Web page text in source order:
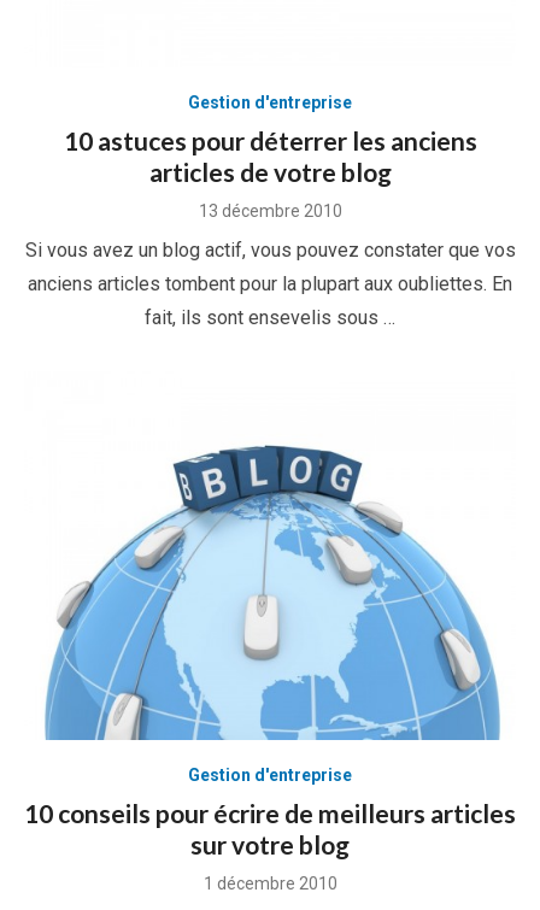
Gestion d'entreprise
10 astuces pour déterrer les anciens
articles de votre blog
Posted
13 décembre 2010
Si vous avez un blog actif, vous pouvez constater que vos
anciens articles tombent pour la plupart aux oubliettes. En
fait, ils sont ensevelis sous …
Gestion d'entreprise
10 conseils pour écrire de meilleurs articles
sur votre blog
Posted
1 décembre 2010